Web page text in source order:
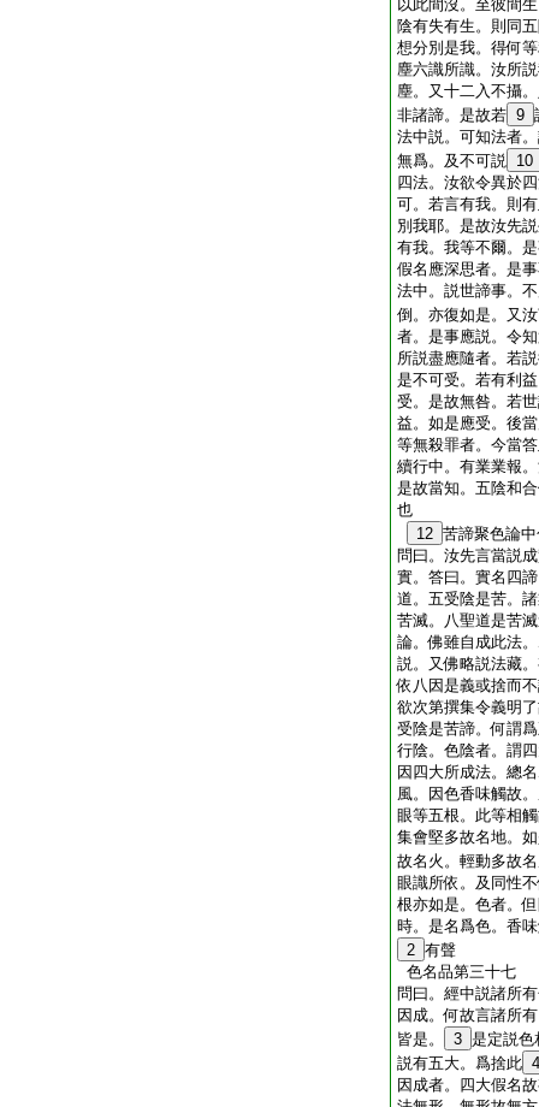
以此間沒。至彼間
陰有失有生。則同
想分別是我。得何
塵六識所識。汝所
塵。又十二入不攝
非諸諦。是故若 9
法中説。可知法者
無爲。及不可説 10
四法。汝欲令異於
可。若言有我。則
別我耶。是故汝先
有我。我等不爾。
假名應深思者。是
法中。説世諦事。
倒。亦復如是。又
者。是事應説。令
所説盡應隨者。若
是不可受。若有利
受。是故無咎。若
益。如是應受。後
等無殺罪者。今當
續行中。有業業報
是故當知。五陰和
也
12 苦諦聚色論
問曰。汝先言當説
實。答曰。實名四
道。五受陰是苦。
苦滅。八聖道是苦
論。佛雖自成此法
説。又佛略説法藏
依八因是義或捨而
欲次第撰集令義明
受陰是苦諦。何謂
行陰。色陰者。謂
因四大所成法。總
風。因色香味觸故
眼等五根。此等相
集會堅多故名地。
故名火。輕動多故
眼識所依。及同性
根亦如是。色者。
時。是名爲色。香
2 有聲
色名品第三十七
問曰。經中説諸所
因成。何故言諸所
皆是。
3 是定説色
説有五大。爲捨此 4
因成者。四大假名